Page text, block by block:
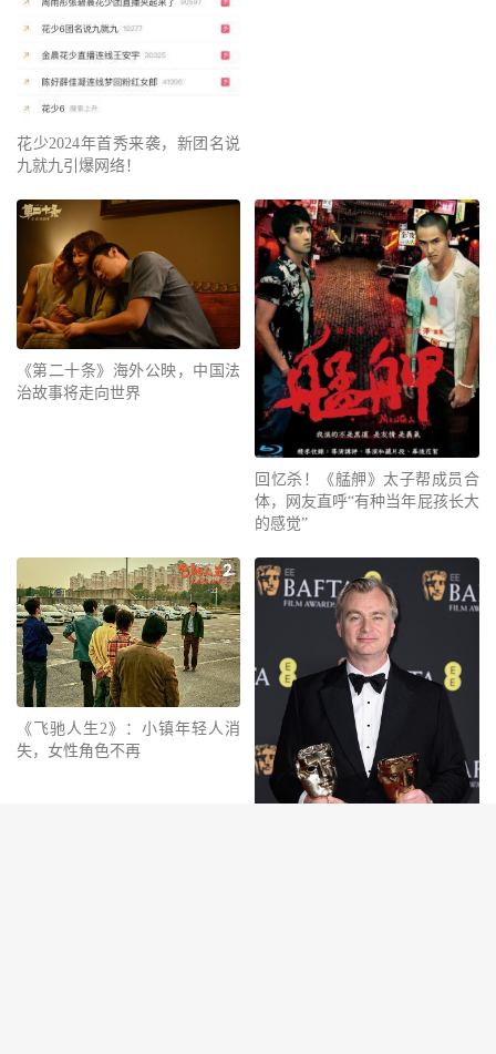
花少2024年首秀来袭，新团名说
九就九引爆网络！
《第二十条》海外公映，中国法
治故事将走向世界
回忆杀！《艋舺》太子帮成员合
体，网友直呼“有种当年屁孩长大
的感觉”
《飞驰人生2》：小镇年轻人消
失，女性角色不再